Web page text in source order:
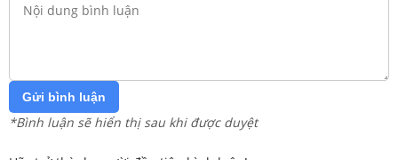
Gửi bình luận
*Bình luận sẽ hiển thị sau khi được duyệt